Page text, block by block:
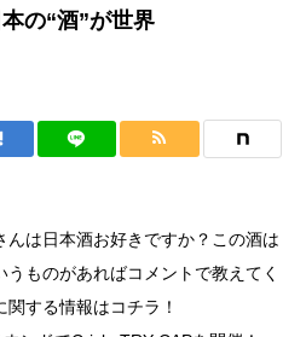
の“酒”が世界
は日本酒お好きですか？この酒は
ものがあればコメントで教えてく
する情報はコチラ！